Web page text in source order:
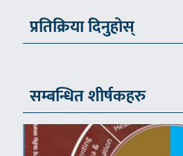
प्रतिक्रिया दिनुहोस्
सम्बन्धित शीर्षकहरु